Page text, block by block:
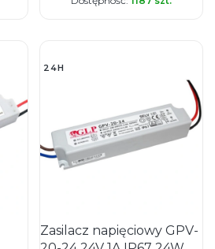
24H
Zasilacz napięciowy GPV-